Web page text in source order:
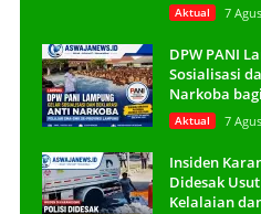
Aktual 7
DPW PANI
Sosialisasi
Narkoba
Aktual 7
Insiden
Didesak
Kelalaian